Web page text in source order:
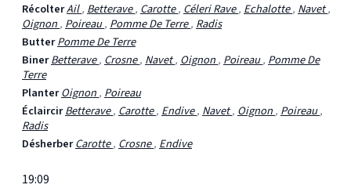
RécolterAil,Betterave,Carotte,Céleri Rave,Echalotte,Navet,
Oignon,Poireau,Pomme De Terre,Radis
ButterPomme De Terre
BinerBetterave,Crosne,Navet,Oignon,Poireau,Pomme De
Terre
PlanterOignon,Poireau
ÉclaircirBetterave,Carotte,Endive,Navet,Oignon,Poireau,
Radis
DésherberCarotte,Crosne,Endive
19:09